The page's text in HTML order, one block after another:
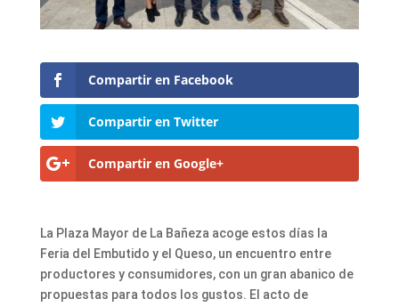
Compartir en Facebook
Compartir en Twitter
Compartir en Google+
La Plaza Mayor de La Bañeza acoge estos días la
Feria del Embutido y el Queso, un encuentro entre
productores y consumidores, con un gran abanico de
propuestas para todos los gustos. El acto de